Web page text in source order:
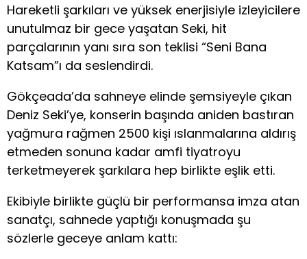
Hareketli şarkıları ve yüksek enerjisiyle izleyicilere
unutulmaz bir gece yaşatan Seki, hit
parçalarının yanı sıra son teklisi “Seni Bana
Katsam”ı da seslendirdi.
Gökçeada’da sahneye elinde şemsiyeyle çıkan
Deniz Seki’ye, konserin başında aniden bastıran
yağmura rağmen 2500 kişi ıslanmalarına aldırış
etmeden sonuna kadar amfi tiyatroyu
terketmeyerek şarkılara hep birlikte eşlik etti.
Ekibiyle birlikte güçlü bir performansa imza atan
sanatçı, sahnede yaptığı konuşmada şu
sözlerle geceye anlam kattı: